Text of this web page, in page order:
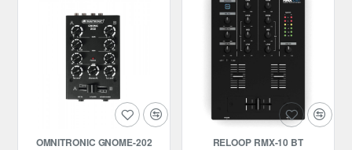
OMNITRONIC GNOME-202 RELOOP RMX-10 BT